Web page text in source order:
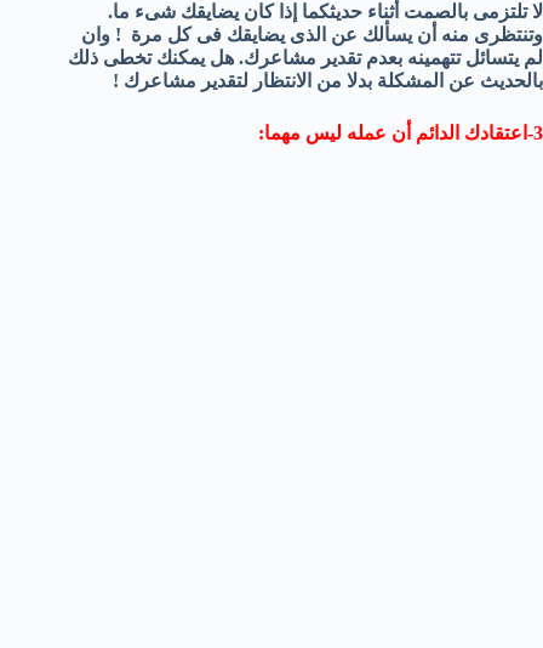
لا تلتزمى بالصمت أثناء حديثكما إذا كان يضايقك شىء ما.
وتنتظرى منه أن يسألك عن الذى يضايقك فى كل مرة ! وان
لم يتسائل تتهمينه بعدم تقدير مشاعرك. هل يمكنك تخطى ذلك
بالحديث عن المشكلة بدلا من الانتظار لتقدير مشاعرك !
3-اعتقادك الدائم أن عمله ليس مهما: